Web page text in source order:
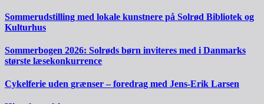
Sommerudstilling med lokale kunstnere på Solrød Bibliotek og
Kulturhus
Sommerbogen 2026: Solrøds børn inviteres med i Danmarks
største læsekonkurrence
Cykelferie uden grænser – foredrag med Jens-Erik Larsen